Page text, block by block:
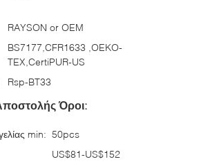
RAYSON or OEM
BS7177,CFR1633 ,OEKO-
TEX,CertiPUR-US
Rsp-BT33
Όροι:
min: 50pcs
US$81-US$152